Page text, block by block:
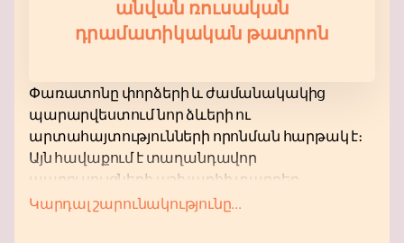
անվան ռուսական
դրամատիկական թատրոն
Փառատոնը փորձերի և ժամանակակից
պարարվեստում նոր ձևերի ու
արտահայտությունների որոնման հարթակ է։
Այն հավաքում է տաղանդավոր
պարուսույցների աշխարհի տարբեր
ծայրերից, ովքեր իրենց աշխատանքները
Կարդալ շարունակությունը...